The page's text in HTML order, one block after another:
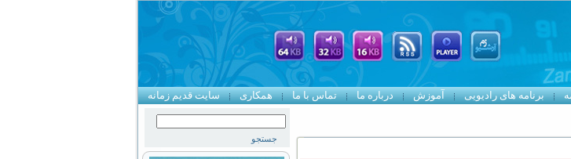
سایت قدیم زمانه همکاری تماس با ما درباره ما آموزش برنامه های رادیویی